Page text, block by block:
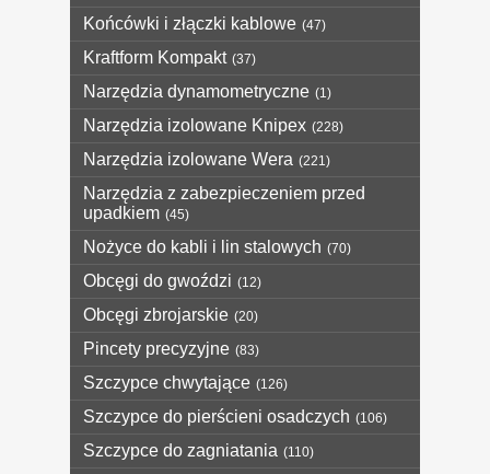
Końcówki i złączki kablowe (47)
Kraftform Kompakt (37)
Narzędzia dynamometryczne (1)
Narzędzia izolowane Knipex (228)
Narzędzia izolowane Wera (221)
Narzędzia z zabezpieczeniem przed
upadkiem (45)
Nożyce do kabli i lin stalowych (70)
Obcęgi do gwoździ (12)
Obcęgi zbrojarskie (20)
Pincety precyzyjne (83)
Szczypce chwytające (126)
Szczypce do pierścieni osadczych (106)
Szczypce do zagniatania (110)